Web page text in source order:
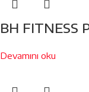
BH FITNESS
Devamını oku